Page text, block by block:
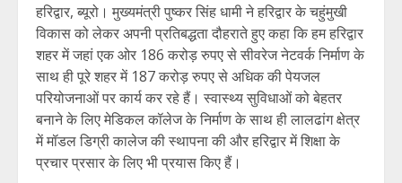
हरिद्वार, ब्यूरो। मुख्यमंत्री पुष्कर सिंह धामी ने हरिद्वार के चहुंमुखी
विकास को लेकर अपनी प्रतिबद्धता दौहराते हुए कहा कि हम हरिद्वार
शहर में जहां एक ओर 186 करोड़ रुपए से सीवरेज नेटवर्क निर्माण के
साथ ही पूरे शहर में 187 करोड़ रुपए से अधिक की पेयजल
परियोजनाओं पर कार्य कर रहे हैं। स्वास्थ्य सुविधाओं को बेहतर
बनाने के लिए मेडिकल कॉलेज के निर्माण के साथ ही लालढांग क्षेत्र
में मॉडल डिग्री कालेज की स्थापना की और हरिद्वार में शिक्षा के
प्रचार प्रसार के लिए भी प्रयास किए हैं।